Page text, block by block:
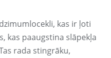
kas ir ļoti
kas paaugstina slāpekļa
rada stingrāku,